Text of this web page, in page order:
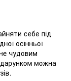
себе під
осінньої
чудовим
можна